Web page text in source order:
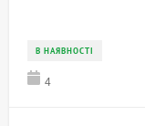
В НАЯВНОСТІ
4